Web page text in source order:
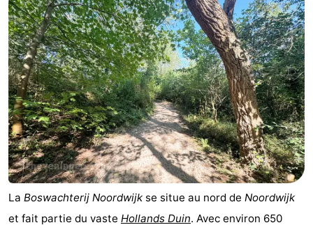
La Boswachterij Noordwijk se situe au nord de Noordwijk
et fait partie du vaste Hollands Duin. Avec environ 650